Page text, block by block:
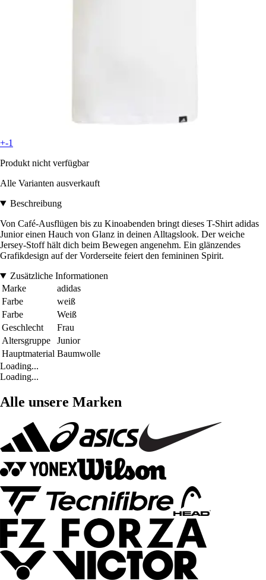
+-1
Produkt nicht verfügbar
Alle Varianten ausverkauft
Beschreibung
Von Café-Ausflügen bis zu Kinoabenden bringt dieses T-Shirt adidas
Junior einen Hauch von Glanz in deinen Alltagslook. Der weiche
Jersey-Stoff hält dich beim Bewegen angenehm. Ein glänzendes
Grafikdesign auf der Vorderseite feiert den femininen Spirit.
Zusätzliche Informationen
Marke
adidas
Farbe
weiß
Farbe
Weiß
Geschlecht
Frau
Altersgruppe
Junior
Hauptmaterial Baumwolle
Loading...
Loading...
Alle unsere Marken